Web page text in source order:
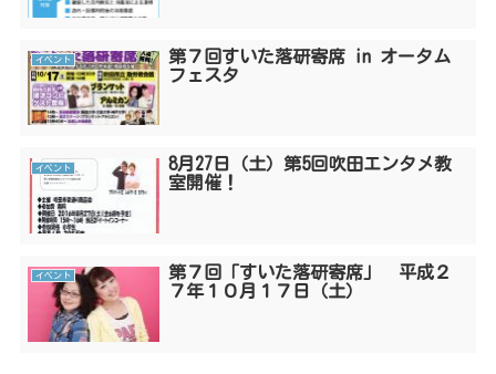
イベント
第７回すいた落研寄席 in オータム
フェスタ
イベント
8月27日（土）第5回吹田エンタメ教
室開催！
イベント
第７回「すいた落研寄席」 平成２
７年１０月１７日（土）